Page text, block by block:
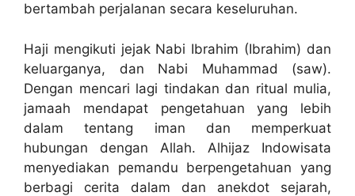
bertambah perjalanan secara keseluruhan.
Haji mengikuti jejak Nabi Ibrahim (Ibrahim) dan
keluarganya, dan Nabi Muhammad (saw).
Dengan mencari lagi tindakan dan ritual mulia,
jamaah mendapat pengetahuan yang lebih
dalam tentang iman dan memperkuat
hubungan dengan Allah. Alhijaz Indowisata
menyediakan pemandu berpengetahuan yang
berbagi cerita dalam dan anekdot sejarah,